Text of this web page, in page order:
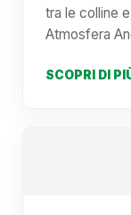
tra le colline
Atmosfera
SCOPRI DI